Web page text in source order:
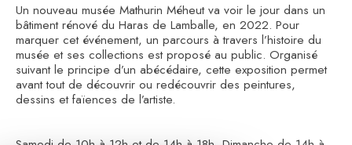
Un nouveau musée Mathurin Méheut va voir le jour dans un
bâtiment rénové du Haras de Lamballe, en 2022. Pour
marquer cet événement, un parcours à travers l’histoire du
musée et ses collections est proposé au public. Organisé
suivant le principe d’un abécédaire, cette exposition permet
avant tout de découvrir ou redécouvrir des peintures,
dessins et faïences de l’artiste.